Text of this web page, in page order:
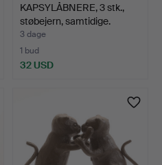
KAPSYLÅBNERE, 3 stk.,
støbejern, samtidige.
3 dage
1 bud
32 USD